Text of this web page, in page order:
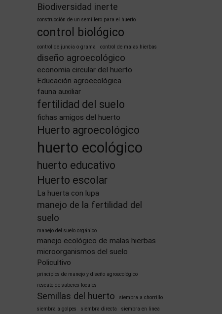
Biodiversidad inerte
construcción de un semillero para el huerto
control biológico
control de juncia o grama control de malas hierbas
diseño agroecológico
economia circular del huerto
Educación agroecológica
fauna auxiliar
fertilidad del suelo
fichas amigos del huerto
Huerto agroecológico
huerto ecológico
huerto educativo
Huerto escolar
La huerta con lupa
manejo de la fertilidad del
suelo
manejo del suelo orgánico
manejo ecológico de malas hierbas
microorganismos del suelo
Policultivo
principios de manejo y diseño agroecológico
rescate de saberes locales
Semillas del huerto
siembra a chorrillo
siembra a golpes
siembra directa
siembra en linea